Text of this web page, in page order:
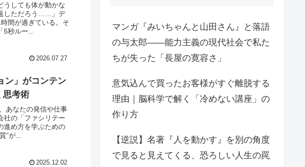
うしても体が動かな
しただろう……」デ
間が過ぎている。そ
秒ルー...
2026.07.27
ン」がコンテン
思考術
あなたの発信や仕事
社の「ファシリテー
進め方を学ぶための
”が...
2025.12.02
マンガ『みいちゃんと山田さん』と落語
の与太郎——能力主義の現代社会で私た
ちが失った「長屋の寛容さ」
意気込んで買ったお客様がすぐ離脱する
理由｜脳科学で解く「冷めない講座」の
作り方
【逆説】名著『人を動かす』を別の角度
で見ると見えてくる、恐ろしい人生の罠